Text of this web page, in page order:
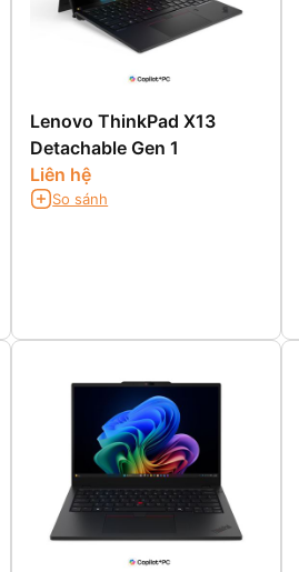
Lenovo ThinkPad X13
Detachable Gen 1
Liên hệ
So sánh